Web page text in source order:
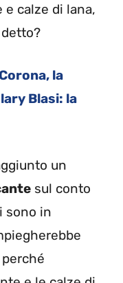
e calze di lana,
la
Blasi: la
un
sul conto
sono in